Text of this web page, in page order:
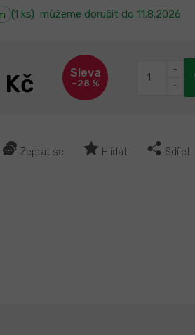
(1 ks) můžeme doručit do 11.8.2026
Zeptat se Hlídat Sdílet
–28 %